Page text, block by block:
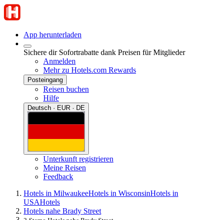
App herunterladen
Sichere dir Sofortrabatte dank Preisen für Mitglieder
Anmelden
Mehr zu Hotels.com Rewards
Posteingang
Reisen buchen
Hilfe
Deutsch · EUR · DE
Unterkunft registrieren
Meine Reisen
Feedback
Hotels in MilwaukeeHotels in WisconsinHotels in
USAHotels
Hotels nahe Brady Street